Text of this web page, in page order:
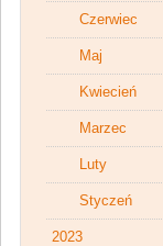
Czerwiec
Maj
Kwiecień
Marzec
Luty
Styczeń
2023